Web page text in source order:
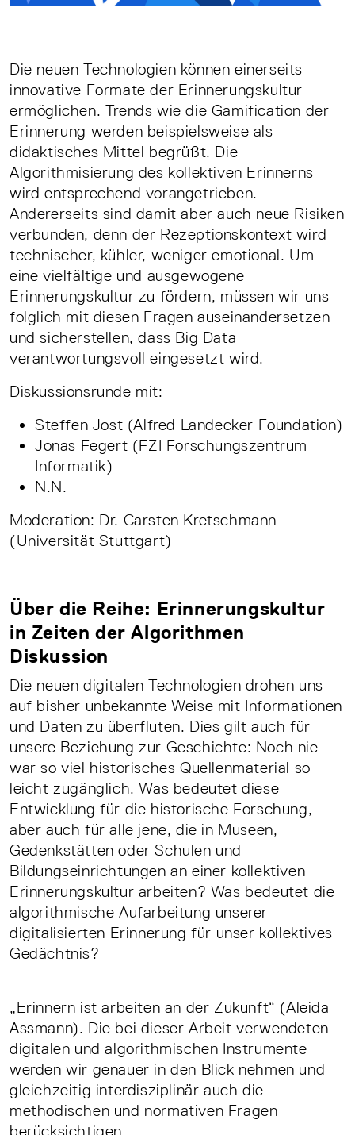
Die neuen Technologien können einerseits
innovative Formate der Erinnerungskultur
ermöglichen. Trends wie die Gamification der
Erinnerung werden beispielsweise als
didaktisches Mittel begrüßt. Die
Algorithmisierung des kollektiven Erinnerns
wird entsprechend vorangetrieben.
Andererseits sind damit aber auch neue Risiken
verbunden, denn der Rezeptionskontext wird
technischer, kühler, weniger emotional. Um
eine vielfältige und ausgewogene
Erinnerungskultur zu fördern, müssen wir uns
folglich mit diesen Fragen auseinandersetzen
und sicherstellen, dass Big Data
verantwortungsvoll eingesetzt wird.
Diskussionsrunde mit:
Steffen Jost (Alfred Landecker Foundation)
Jonas Fegert (FZI Forschungszentrum
Informatik)
N.N.
Moderation: Dr. Carsten Kretschmann
(Universität Stuttgart)
Über die Reihe: Erinnerungskultur
in Zeiten der Algorithmen
Diskussion
Die neuen digitalen Technologien drohen uns
auf bisher unbekannte Weise mit Informationen
und Daten zu überfluten. Dies gilt auch für
unsere Beziehung zur Geschichte: Noch nie
war so viel historisches Quellenmaterial so
leicht zugänglich. Was bedeutet diese
Entwicklung für die historische Forschung,
aber auch für alle jene, die in Museen,
Gedenkstätten oder Schulen und
Bildungseinrichtungen an einer kollektiven
Erinnerungskultur arbeiten? Was bedeutet die
algorithmische Aufarbeitung unserer
digitalisierten Erinnerung für unser kollektives
Gedächtnis?
„Erinnern ist arbeiten an der Zukunft“ (Aleida
Assmann). Die bei dieser Arbeit verwendeten
digitalen und algorithmischen Instrumente
werden wir genauer in den Blick nehmen und
gleichzeitig interdisziplinär auch die
methodischen und normativen Fragen
berücksichtigen.